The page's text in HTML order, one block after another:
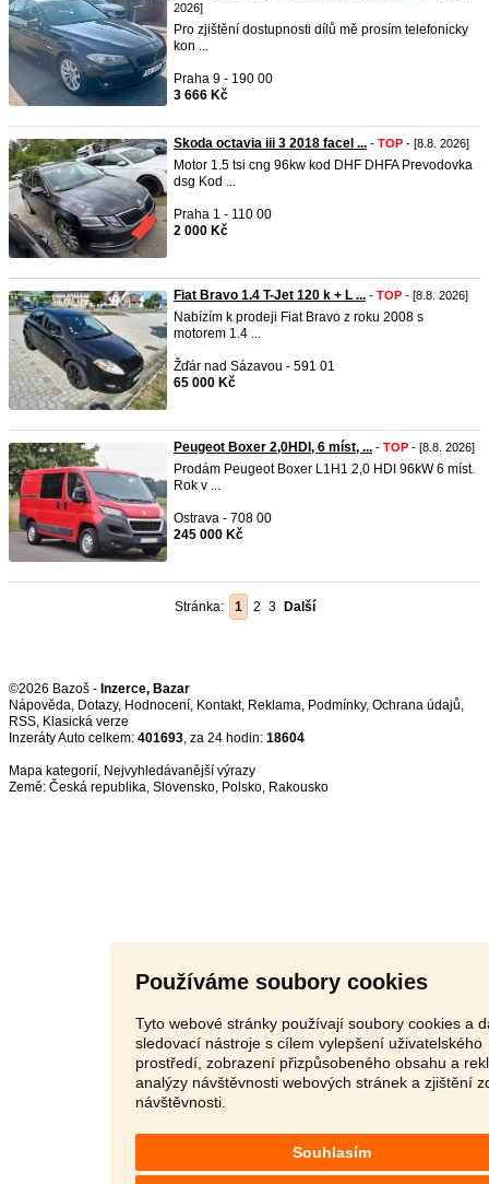
Používáme soubory cookies
Tyto webové stránky používají soubory cookies a
sledovací nástroje s cílem vylepšení uživatelského
prostředí, zobrazení přizpůsobeného obsahu a
analýzy návštěvnosti webových stránek a zjištění
návštěvnosti.
Souhlasím
2026]
Pro zjištění dostupnosti dílů mě prosím telefonicky
kon ...
Praha 9 - 190 00
3 666 Kč
Skoda octavia iii 3 2018 facel ... - TOP - [8.8. 2026]
Motor 1.5 tsi cng 96kw kod DHF DHFA Prevodovka
dsg Kod ...
Praha 1 - 110 00
2 000 Kč
Fiat Bravo 1.4 T-Jet 120 k + L ... - TOP - [8.8. 2026]
Nabízím k prodeji Fiat Bravo z roku 2008 s
motorem 1.4 ...
Žďár nad Sázavou - 591 01
65 000 Kč
Peugeot Boxer 2,0HDI, 6 míst, ... - TOP - [8.8. 2026]
Prodám Peugeot Boxer L1H1 2,0 HDI 96kW 6 míst.
Rok v ...
Ostrava - 708 00
245 000 Kč
Stránka: 1 2 3 Další
©2026 Bazoš - Inzerce, Bazar
Nápověda, Dotazy, Hodnocení, Kontakt, Reklama, Podmínky, Ochrana údajů,
RSS,
Inzeráty Auto celkem: 401693, za 24 hodin: 18604
Mapa kategorií, Nejvyhledávanější výrazy
Země: Česká republika, Slovensko, Polsko, Rakousko